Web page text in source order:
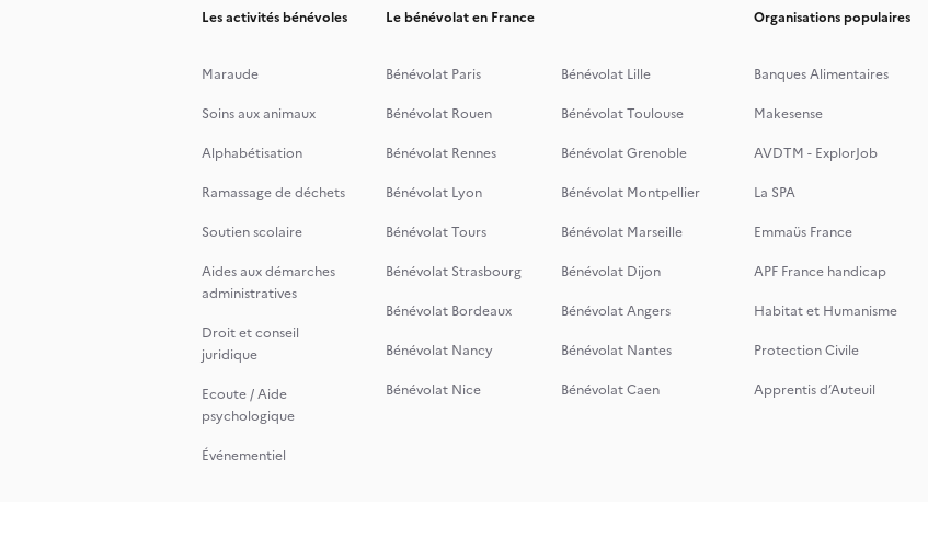
Les activités bénévoles
Maraude
Soins aux animaux
Alphabétisation
Ramassage de déchets
Soutien scolaire
Aides aux démarches
administratives
Droit et conseil
juridique
Ecoute / Aide
psychologique
Événementiel
Le bénévolat en France
Bénévolat Paris
Bénévolat Lille
Bénévolat Rouen
Bénévolat Toulouse
Bénévolat Rennes
Bénévolat Grenoble
Bénévolat Lyon
Bénévolat Montpellier
Bénévolat Tours
Bénévolat Marseille
Bénévolat Strasbourg
Bénévolat Dijon
Bénévolat Bordeaux
Bénévolat Angers
Bénévolat Nancy
Bénévolat Nantes
Bénévolat Nice
Bénévolat Caen
Organisations populaires
Banques Alimentaires
Makesense
AVDTM - ExplorJob
La SPA
Emmaüs France
APF France handicap
Habitat et Humanisme
Protection Civile
Apprentis d’Auteuil